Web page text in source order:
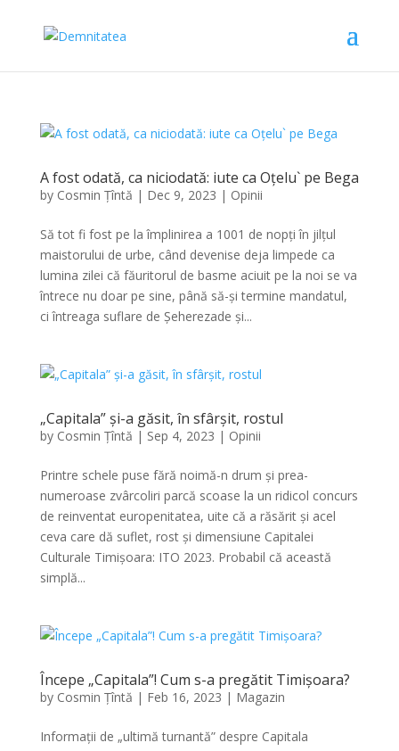
A fost odată, ca niciodată: iute ca Oțelu` pe Bega
by Cosmin Țîntă | Dec 9, 2023 | Opinii
Să tot fi fost pe la împlinirea a 1001 de nopți în jilțul
maistorului de urbe, când devenise deja limpede ca
lumina zilei că făuritorul de basme aciuit pe la noi se va
întrece nu doar pe sine, până să-și termine mandatul,
ci întreaga suflare de Șeherezade și...
„Capitala” și-a găsit, în sfârșit, rostul
by Cosmin Țîntă | Sep 4, 2023 | Opinii
Printre schele puse fără noimă-n drum și prea-
numeroase zvârcoliri parcă scoase la un ridicol concurs
de reinventat europenitatea, uite că a răsărit și acel
ceva care dă suflet, rost și dimensiune Capitalei
Culturale Timișoara: ITO 2023. Probabil că această
simplă...
Începe „Capitala”! Cum s-a pregătit Timișoara?
by Cosmin Țîntă | Feb 16, 2023 | Magazin
Informații de „ultimă turnantă” despre Capitala